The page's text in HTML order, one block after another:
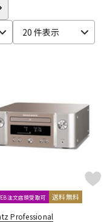
電子ピアノ
20 件表示
注文店頭受取可 送料無料
Professional